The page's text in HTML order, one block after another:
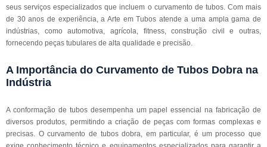
seus serviços especializados que incluem o curvamento de tubos. Com mais
de 30 anos de experiência, a Arte em Tubos atende a uma ampla gama de
indústrias, como automotiva, agrícola, fitness, construção civil e outras,
fornecendo peças tubulares de alta qualidade e precisão.
A Importância do Curvamento de Tubos Dobra na
Indústria
A conformação de tubos desempenha um papel essencial na fabricação de
diversos produtos, permitindo a criação de peças com formas complexas e
precisas. O curvamento de tubos dobra, em particular, é um processo que